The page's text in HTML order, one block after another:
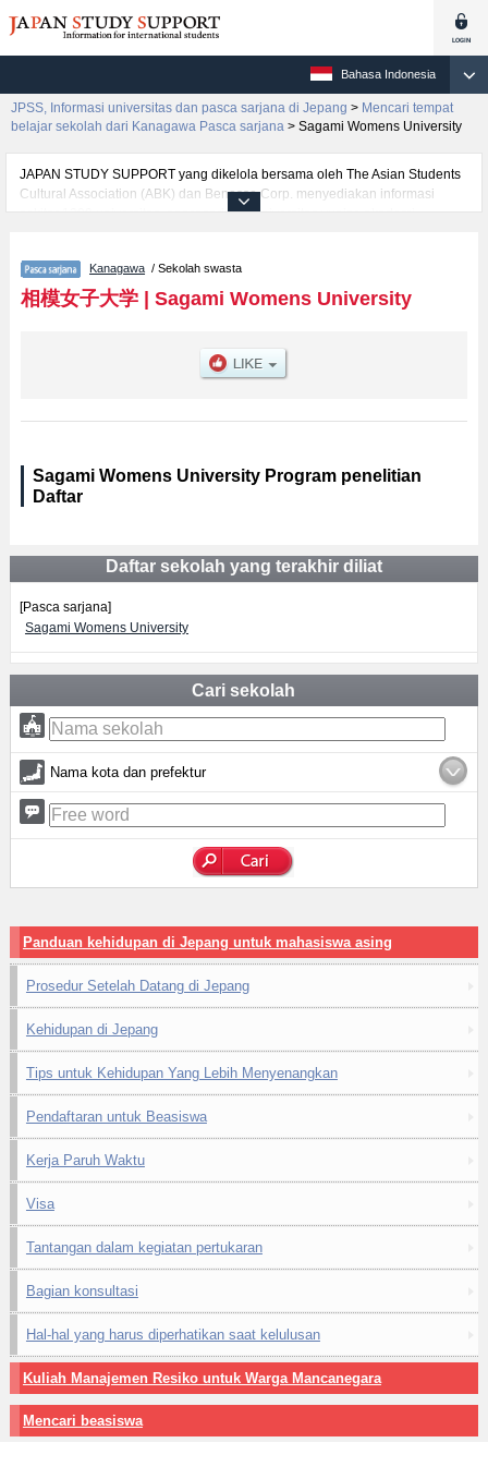
Bahasa Indonesia
JPSS, Informasi universitas dan pasca sarjana di Jepang > Mencari tempat
belajar sekolah dari Kanagawa Pasca sarjana > Sagami Womens University
JAPAN STUDY SUPPORT yang dikelola bersama oleh The Asian Students
Cultural Association (ABK) dan Benesse Corp. menyediakan informasi
sekitar 1300 universitas, pascasarjana, universitas yunior, akademi
informasi per jurusan riset seperti %% research %%, serta berbagai
informasi yang berguna bagi mahasiswa(i) mancanegara seperti kuota
untuk jumlah pendaftar dan jumlah kelulusan ujian masuk mahasiswa(i)
jalan, dan lainnya. Silakan memanfaatkannya.
Kanagawa / Sekolah swasta
相模女子大学| Sagami Womens University
Sagami Womens University Program penelitian
Daftar
Daftar sekolah yang terakhir diliat
[Pasca sarjana]
Sagami Womens University
Cari sekolah
Nama kota dan prefektur
Panduan kehidupan di Jepang untuk mahasiswa asing
Prosedur Setelah Datang di Jepang
Kehidupan di Jepang
Tips untuk Kehidupan Yang Lebih Menyenangkan
Pendaftaran untuk Beasiswa
Kerja Paruh Waktu
Visa
Tantangan dalam kegiatan pertukaran
Bagian konsultasi
Hal-hal yang harus diperhatikan saat kelulusan
Kuliah Manajemen Resiko untuk Warga Mancanegara
Mencari beasiswa